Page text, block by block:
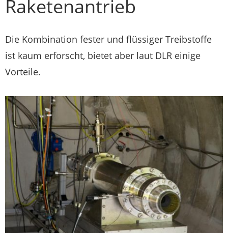
Raketenantrieb
Die Kombination fester und flüssiger Treibstoffe
ist kaum erforscht, bietet aber laut DLR einige
Vorteile.